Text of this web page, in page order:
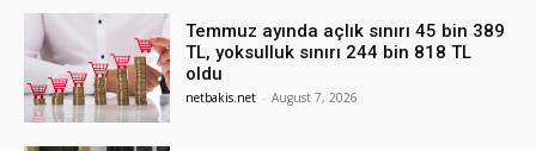
Temmuz ayında açlık sınırı 45 bin 389
TL, yoksulluk sınırı 244 bin 818 TL
oldu
netbakis.net - August 7, 2026